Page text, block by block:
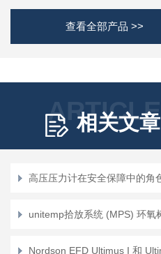
查看全部产品 >>
ARTICLE
相关文章